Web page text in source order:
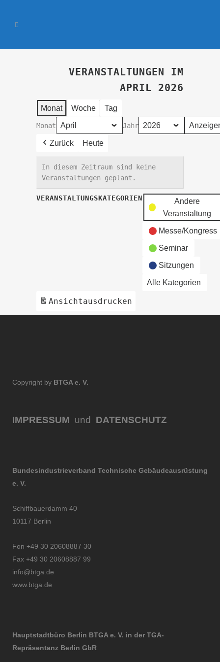
VERANSTALTUNGEN IM
APRIL 2026
Monat Woche Tag
Monat Jahr
Zurück Heute
In diesem Zeitraum sind keine
Veranstaltungen geplant.
VERANSTALTUNGSKATEGORIEN
Andere
Veranstaltung
Messe/Kongress
Seminar
Sitzungen
Alle Kategorien
Ansichtausdrucken
Copyright by BTGA e. V.
IMPRESSUM und DATENSCHUTZ
Bundesindustrieverband Technische Gebäudeausrüstung
e. V.
Schiffbauerdamm 40
10117 Berlin
Fon +49 30 20608887 30
Fax +49 30 20608887 99
info@btga.de
www.btga.de
Hauptstadtbüro Berlin BTGA e. V. in der TGA-
Repräsentanz Berlin GbR